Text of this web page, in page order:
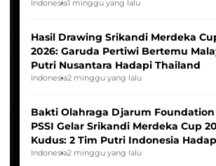
Indonesia1 minggu yang lalu
Hasil Drawing Srikandi Merdeka
2026: Garuda Pertiwi Bertemu
Putri Nusantara Hadapi Thailand
Indonesia2 minggu yang lalu
Bakti Olahraga Djarum
PSSI Gelar Srikandi Merdeka Cup
Kudus: 2 Tim Putri Indonesia
Tim Asia
Indonesia2 minggu yang lalu